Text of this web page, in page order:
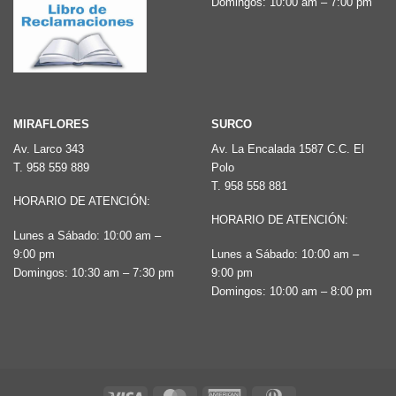
página
de
producto
MIRAFLORES
Av. Larco 343
T. 958 559 889
HORARIO DE ATENCIÓN:
Lunes a Sábado: 10:00 am –
9:00 pm
Domingos: 10:30 am – 7:30 pm
SURCO
Av. La Encalada 1587 C.C. El
Polo
T. 958 558 881
HORARIO DE ATENCIÓN:
Lunes a Sábado: 10:00 am –
9:00 pm
Domingos: 10:00 am – 8:00 pm